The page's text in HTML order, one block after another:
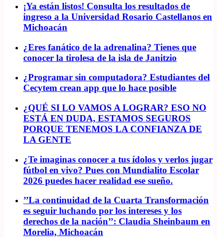
¡Ya están listos! Consulta los resultados de
ingreso a la Universidad Rosario Castellanos en
Michoacán
¿Eres fanático de la adrenalina? Tienes que
conocer la tirolesa de la isla de Janitzio
¿Programar sin computadora? Estudiantes del
Cecytem crean app que lo hace posible
¿QUÉ SI LO VAMOS A LOGRAR? ESO NO
ESTÁ EN DUDA, ESTAMOS SEGUROS
PORQUE TENEMOS LA CONFIANZA DE
LA GENTE
¿Te imaginas conocer a tus ídolos y verlos jugar
fútbol en vivo? Pues con Mundialito Escolar
2026 puedes hacer realidad ese sueño.
’’La continuidad de la Cuarta Transformación
es seguir luchando por los intereses y los
derechos de la nación’’: Claudia Sheinbaum en
Morelia, Michoacán